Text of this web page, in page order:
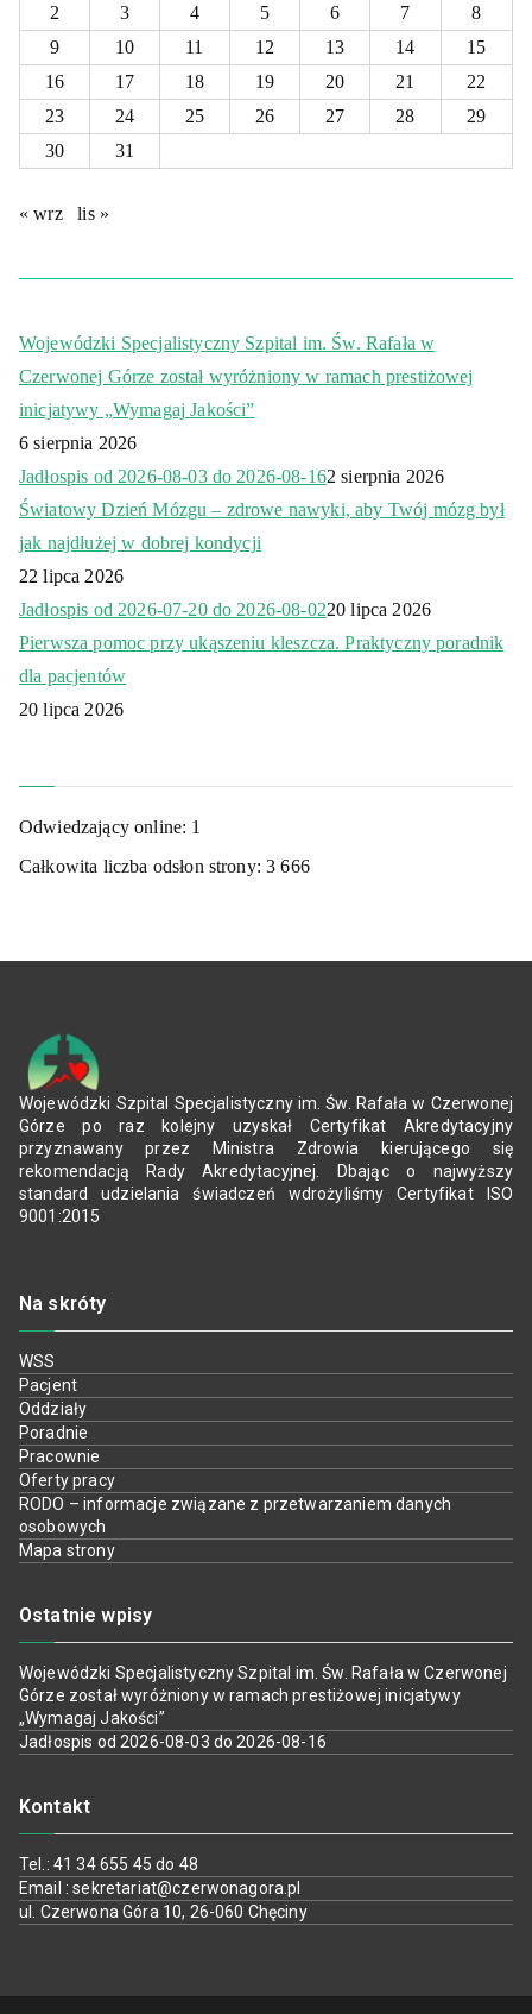
2
3 4 5 6 7
8
9
10 11 12 13 14
15
16
17 18 19 20 21
22
23
24 25 26 27 28
29
30
31
« wrz lis »
Wojewódzki Specjalistyczny Szpital im. Św. Rafała w
Czerwonej Górze został wyróżniony w ramach prestiżowej
inicjatywy „Wymagaj Jakości”
6 sierpnia 2026
Jadłospis od 2026-08-03 do 2026-08-162 sierpnia 2026
Światowy Dzień Mózgu – zdrowe nawyki, aby Twój mózg był
jak najdłużej w dobrej kondycji
22 lipca 2026
Jadłospis od 2026-07-20 do 2026-08-0220 lipca 2026
Pierwsza pomoc przy ukąszeniu kleszcza. Praktyczny poradnik
dla pacjentów
20 lipca 2026
Odwiedzający online: 1
Całkowita liczba odsłon strony:3 666
Wojewódzki Szpital Specjalistyczny im. Św. Rafała w Czerwonej
Górze po raz kolejny uzyskał Certyfikat Akredytacyjny
przyznawany przez Ministra Zdrowia kierującego się
rekomendacją Rady Akredytacyjnej. Dbając o najwyższy
standard udzielania świadczeń wdrożyliśmy Certyfikat ISO
9001:2015
Na skróty
WSS
Pacjent
Oddziały
Poradnie
Pracownie
Oferty pracy
RODO – informacje związane z przetwarzaniem danych
osobowych
Mapa strony
Ostatnie wpisy
Wojewódzki Specjalistyczny Szpital im. Św. Rafała w Czerwonej
Górze został wyróżniony w ramach prestiżowej inicjatywy
„Wymagaj Jakości”
Jadłospis od 2026-08-03 do 2026-08-16
Kontakt
Tel.: 41 34 655 45 do 48
Email : sekretariat@czerwonagora.pl
ul. Czerwona Góra 10, 26-060 Chęciny